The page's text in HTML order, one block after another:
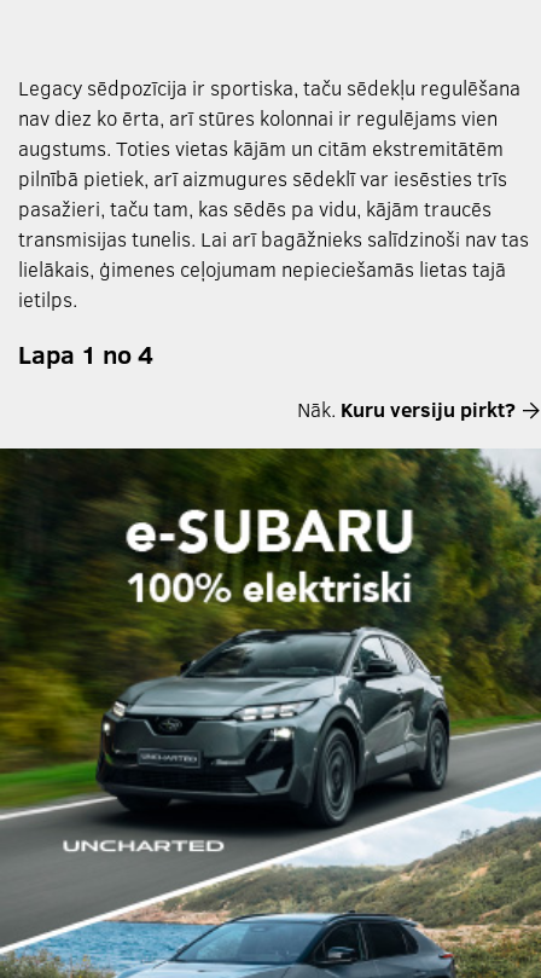
Legacy sēdpozīcija ir sportiska, taču sēdekļu regulēšana
nav diez ko ērta, arī stūres kolonnai ir regulējams vien
augstums. Toties vietas kājām un citām ekstremitātēm
pilnībā pietiek, arī aizmugures sēdeklī var iesēsties trīs
pasažieri, taču tam, kas sēdēs pa vidu, kājām traucēs
transmisijas tunelis. Lai arī bagāžnieks salīdzinoši nav tas
lielākais, ģimenes ceļojumam nepieciešamās lietas tajā
ietilps.
Lapa 1 no 4
Nāk. Kuru versiju pirkt?